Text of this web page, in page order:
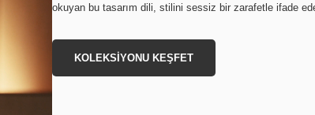
okuyan bu tasarım dili, stilini sessiz bir zarafetle ifade
KOLEKSİYONU KEŞFET